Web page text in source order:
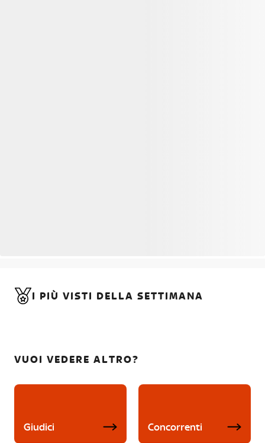
I PIÙ VISTI DELLA SETTIMANA
VUOI VEDERE ALTRO?
Giudici Concorrenti